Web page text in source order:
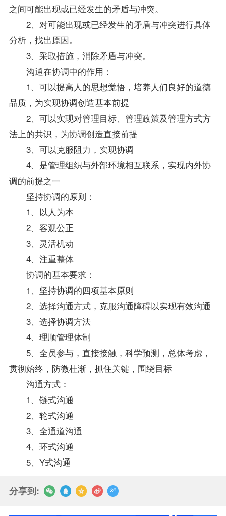
之间可能出现或已经发生的矛盾与冲突。
2、对可能出现或已经发生的矛盾与冲突进行具体
分析，找出原因。
3、采取措施，消除矛盾与冲突。
沟通在协调中的作用：
1、可以提高人的思想觉悟，培养人们良好的道德
品质，为实现协调创造基本前提
2、可以实现对管理目标、管理政策及管理方式方
法上的共识，为协调创造直接前提
3、可以克服阻力，实现协调
4、是管理组织与外部环境相互联系，实现内外协
调的前提之一
坚持协调的原则：
1、以人为本
2、客观公正
3、灵活机动
4、注重整体
协调的基本要求：
1、坚持协调的四项基本原则
2、选择沟通方式，克服沟通障碍以实现有效沟通
3、选择协调方法
4、理顺管理体制
5、全员参与，直接接触，科学预测，总体考虑，
贯彻始终，防微杜渐，抓住关键，围绕目标
沟通方式：
1、链式沟通
2、轮式沟通
3、全通道沟通
4、环式沟通
5、Y式沟通
分享到: